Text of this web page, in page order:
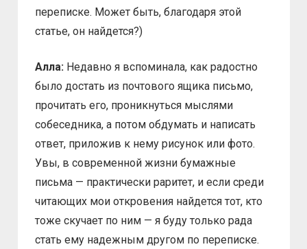
переписке. Может быть, благодаря этой
статье, он найдется?)
Алла: Недавно я вспоминала, как радостно
было достать из почтового ящика письмо,
прочитать его, проникнуться мыслями
собеседника, а потом обдумать и написать
ответ, приложив к нему рисунок или фото.
Увы, в современной жизни бумажные
письма — практически раритет, и если среди
читающих мои откровения найдется тот, кто
тоже скучает по ним — я буду только рада
стать ему надежным другом по переписке.